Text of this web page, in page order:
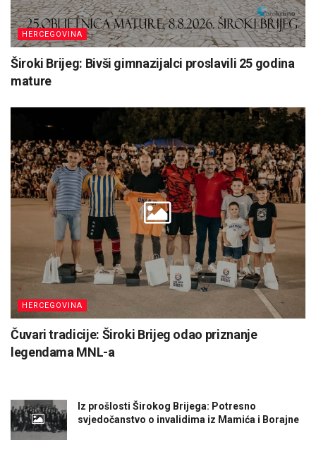
HERCEGOVINA
Široki Brijeg: Bivši gimnazijalci proslavili 25 godina
mature
HERCEGOVINA
Čuvari tradicije: Široki Brijeg odao priznanje
legendama MNL-a
Iz prošlosti Širokog Brijega: Potresno
svjedočanstvo o invalidima iz Mamića i Borajne